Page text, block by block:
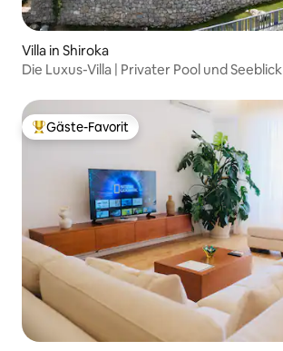
Villa in Shiroka
Die Luxus-Villa | Privater Pool und Seeblick
Beliebter Gäste-Favorit.
Gäste-Favorit